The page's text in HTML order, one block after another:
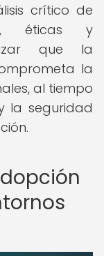
crítico de
éticas y
que la
la
al tiempo
la seguridad